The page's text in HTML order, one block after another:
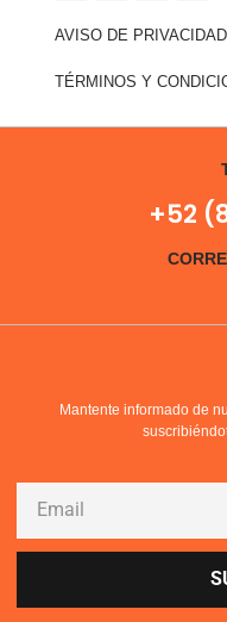
AVISO DE PRIVACIDAD
TÉRMINOS Y
+52
Mantente informado de